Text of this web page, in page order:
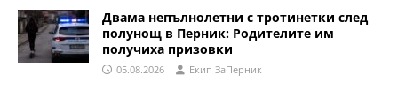
Двама непълнолетни с тротинетки след
полунощ в Перник: Родителите им
получиха призовки
05.08.2026 Eкип ЗаПерник